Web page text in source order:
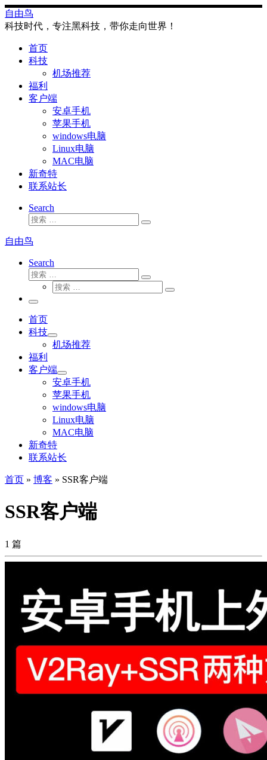
Skip
to
content
自由鸟
科技时代，专注黑科技，带你走向世界！
首页
科技
机场推荐
福利
客户端
安卓手机
苹果手机
windows电脑
Linux电脑
MAC电脑
新奇特
联系站长
Search
搜
搜
自由鸟
Search
搜
搜
索
搜
搜
主
菜
单
首页
科技
机场推荐
福利
客户端
安卓手机
苹果手机
windows电脑
Linux电脑
MAC电脑
新奇特
联系站长
首页 » 博客 » SSR客户端
SSR客户端
1 篇